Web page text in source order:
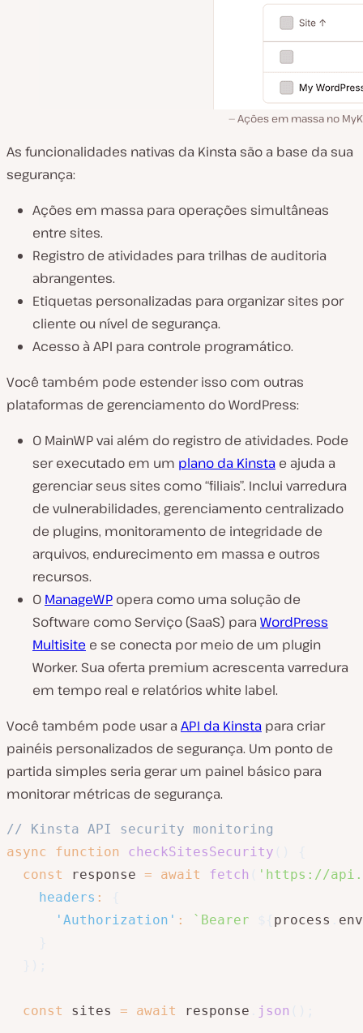
Ações em massa no
As funcionalidades nativas da Kinsta são a base da sua
segurança:
Ações em massa para operações simultâneas
entre sites.
Registro de atividades para trilhas de auditoria
abrangentes.
Etiquetas personalizadas para organizar sites por
cliente ou nível de segurança.
Acesso à API para controle programático.
Você também pode estender isso com outras
plataformas de gerenciamento do WordPress:
O MainWP vai além do registro de atividades. Pode
ser executado em um plano da Kinsta e ajuda a
gerenciar seus sites como “filiais”. Inclui varredura
de vulnerabilidades, gerenciamento centralizado
de plugins, monitoramento de integridade de
arquivos, endurecimento em massa e outros
recursos.
O ManageWP opera como uma solução de
Software como Serviço (SaaS) para WordPress
Multisite e se conecta por meio de um plugin
Worker. Sua oferta premium acrescenta varredura
em tempo real e relatórios white label.
Você também pode usar a API da Kinsta para criar
painéis personalizados de segurança. Um ponto de
partida simples seria gerar um painel básico para
monitorar métricas de segurança.
// Kinsta API security monitoring
async
function checkSitesSecurity
const
response = await fetch
'https://
headers :
'Authorization' : ` Bearer process
env
const sites = await response json